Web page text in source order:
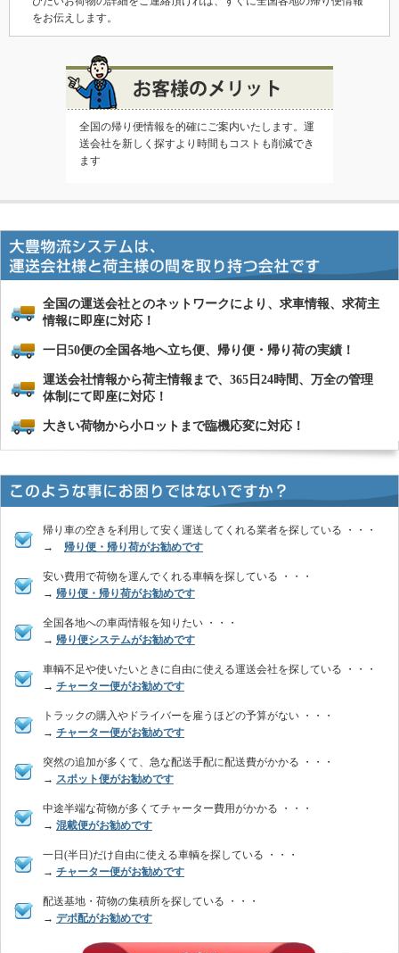
をお伝えします。
全国の帰り便情報を的確にご案内いたします。運
送会社を新しく探すより時間もコストも削減でき
ます
全国の運送会社とのネットワークにより、求車情報、求荷主
情報に即座に対応！
一日50便の全国各地へ立ち便、帰り便・帰り荷の実績！
運送会社情報から荷主情報まで、365日24時間、万全の管理
体制にて即座に対応！
大きい荷物から小ロットまで臨機応変に対応！
帰り車の空きを利用して安く運送してくれる業者を探している ・・・
→ 帰り便・帰り荷がお勧めです
安い費用で荷物を運んでくれる車輌を探している ・・・
→ 帰り便・帰り荷がお勧めです
全国各地への車両情報を知りたい ・・・
→ 帰り便システムがお勧めです
車輌不足や使いたいときに自由に使える運送会社を探している ・・・
→ チャーター便がお勧めです
トラックの購入やドライバーを雇うほどの予算がない ・・・
→ チャーター便がお勧めです
突然の追加が多くて、急な配送手配に配送費がかかる ・・・
→ スポット便がお勧めです
中途半端な荷物が多くてチャーター費用がかかる ・・・
→ 混載便がお勧めです
一日(半日)だけ自由に使える車輌を探している ・・・
→ チャーター便がお勧めです
配送基地・荷物の集積所を探している ・・・
→ デポ配がお勧めです